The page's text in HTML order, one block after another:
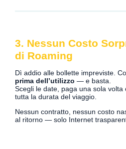
3. Nessun Costo
di Roaming
Dì addio alle bollette impreviste.
prima dell’utilizzo — e basta.
Scegli le date, paga una sola volta
tutta la durata del viaggio.
Nessun contratto, nessun costo
al ritorno — solo Internet